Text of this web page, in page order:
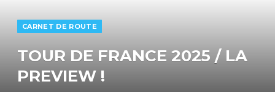
CARNET DE ROUTE
TOUR DE FRANCE 2025 / LA
PREVIEW !